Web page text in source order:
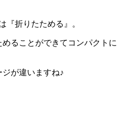
『折りたためる』。
ることができてコンパクトに
が違いますね♪